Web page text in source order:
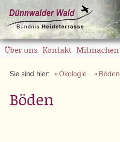
Über uns Kontakt Mitmachen
Sie sind hier: Ökologie Böden
Böden